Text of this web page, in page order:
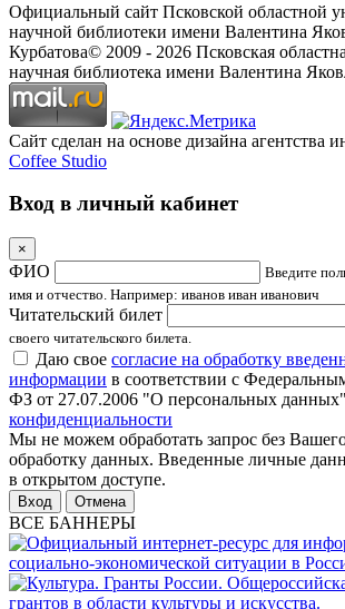
Официальный сайт Псковской областной
научной библиотеки имени Валентина
Курбатова© 2009 - 2026 Псковская
научная библиотека имени Валентина
Сайт сделан на основе дизайна агентства
Coffee Studio
Вход в личный кабинет
×
ФИО
Введите
имя и отчество. Например: иванов иван иванович
Читательский билет
своего читательского билета.
Даю свое согласие на обработку
информации в соответствии с
ФЗ от 27.07.2006 "О персональных
конфиденциальности
Мы не можем обработать запрос без
обработку данных. Введенные личные
в открытом доступе.
Отмена
ВСЕ БАННЕРЫ